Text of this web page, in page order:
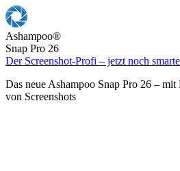
Ashampoo®
Snap Pro 26
Der Screenshot-Profi – jetzt noch
Das neue Ashampoo Snap Pro 26 –
von Screenshots